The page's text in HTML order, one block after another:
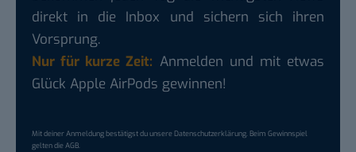
direkt in die Inbox und sichern sich ihren
Vorsprung.
Nur für kurze Zeit: Anmelden und mit etwas
Glück Apple AirPods gewinnen!
Mit deiner Anmeldung bestätigst du unsereDatenschutzerklärung. Beim Gewinnspiel
gelten dieAGB.